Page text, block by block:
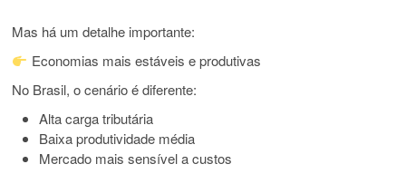
Mas há um detalhe importante:
Economias mais estáveis e produtivas
No Brasil, o cenário é diferente:
Alta carga tributária
Baixa produtividade média
Mercado mais sensível a custos